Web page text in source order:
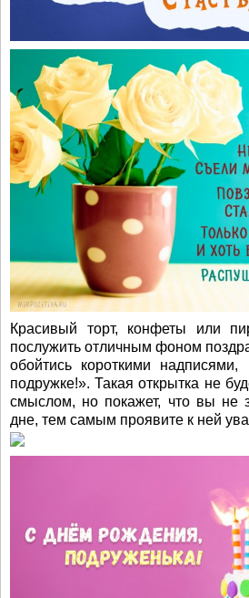
Красивый торт, конфеты или
послужить отличным фоном
обойтись короткими
подружке!». Такая открытка не
смыслом, но покажет, что вы не
дне, тем самым проявите к ней